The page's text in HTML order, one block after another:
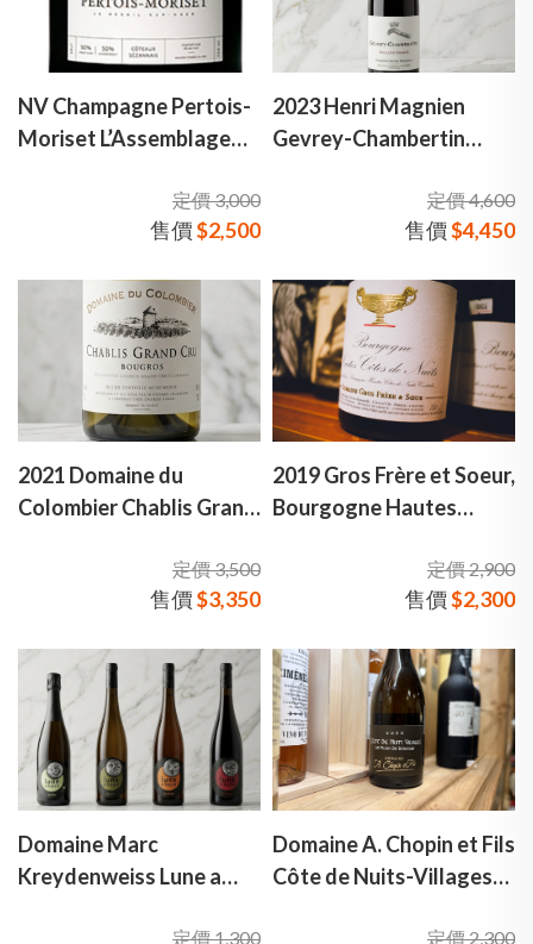
NV Champagne Pertois-
Moriset L’Assemblage
定價 3,000
售價$2,500
2023 Henri Magnien
Gevrey-Chambertin
莊．哲維瑞香貝丹老藤 村
定價 4,600
售價$4,450
2021 Domaine du
Colombier Chablis Grand
果特級園 夏布里白酒定價 3,500
售價$3,350
2019 Gros Frère et Soeur,
Bourgogne Hautes
羅兄妹酒莊 金盃 勃根地
定價 2,900
售價$2,300
Domaine Marc
Kreydenweiss Lune a
定價 1,300
Domaine A. Chopin et Fils
Côte de Nuits-Villages
定價 2,300